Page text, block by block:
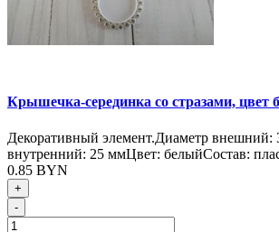
Крышечка-серединка со стразами, цвет
Декоративный элемент.Диаметр
внутренний: 25 ммЦвет: белыйСостав:
0.85 BYN
+
-